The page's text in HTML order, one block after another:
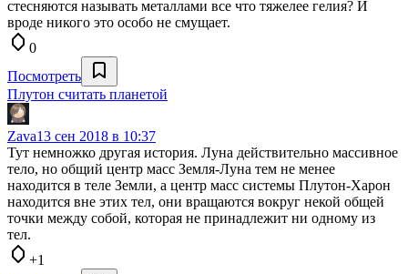
стесняются называть металлами все что тяжелее гелия? И
вроде никого это особо не смущает.
0
Посмотреть
Плутон считать планетой
Zava13 сен 2018 в 10:37
Тут немножко другая история. Луна действительно массивное
тело, но общий центр масс Земля-Луна тем не менее
находится в теле Земли, а центр масс системы Плутон-Харон
находится вне этих тел, они вращаются вокруг некой общей
точки между собой, которая не принадлежит ни одному из
тел.
+1